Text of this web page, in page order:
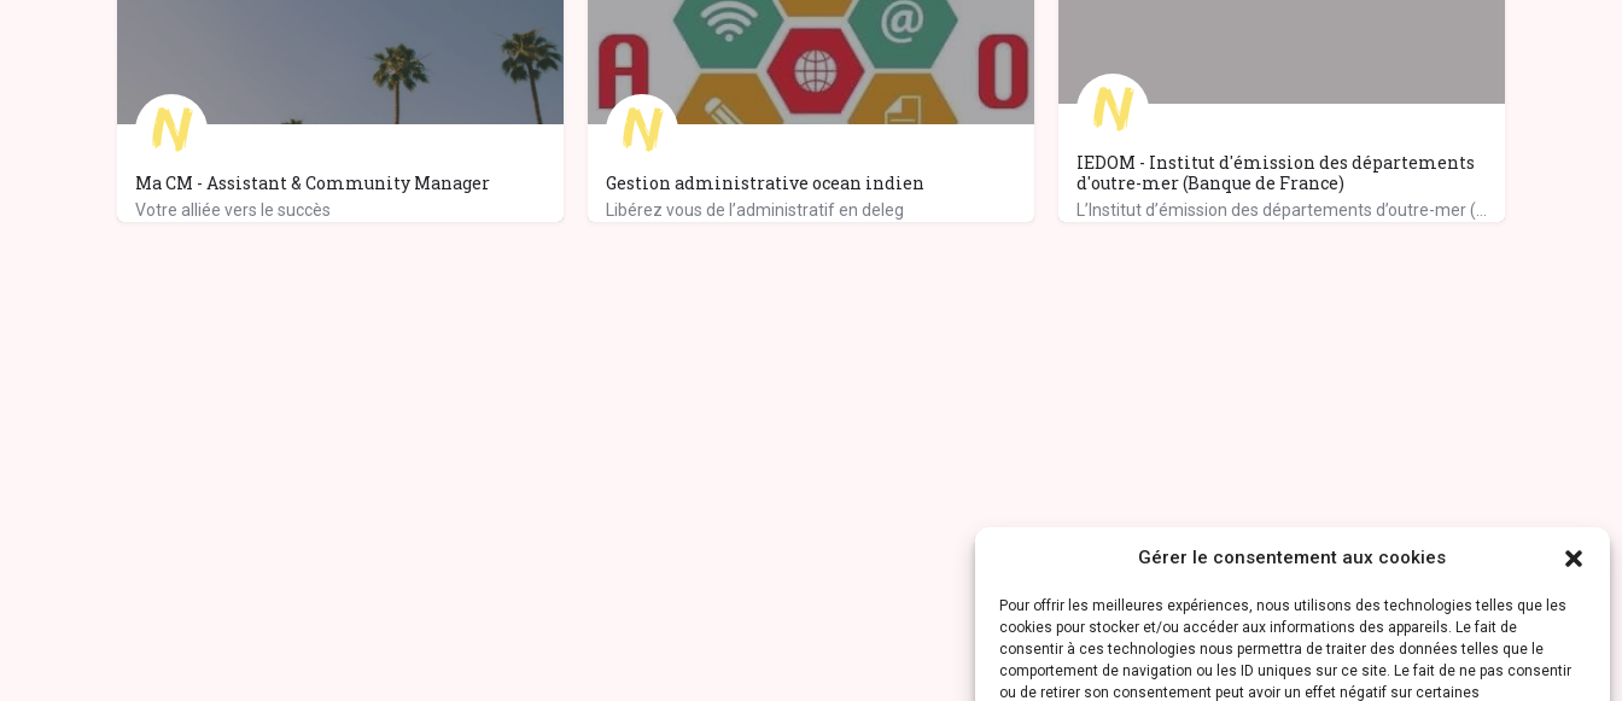
Gérer le consentement aux cookies
Pour offrir les meilleures expériences, nous utilisons des technologies telles que les
cookies pour stocker et/ou accéder aux informations des appareils. Le fait de
consentir à ces technologies nous permettra de traiter des données telles que le
comportement de navigation ou les ID uniques sur ce site. Le fait de ne pas consentir
ou de retirer son consentement peut avoir un effet négatif sur certaines
Ma CM - Assistant & Community Manager
Votre alliée vers le succès
Gestion administrative ocean indien
Libérez vous de l’administratif en deleg
IEDOM - Institut d'émission des départements
d'outre-mer (Banque de France)
L’Institut d’émission des départements d’outre-mer (IEDOM) exerce ses missions au sein de l’eurosystème,…